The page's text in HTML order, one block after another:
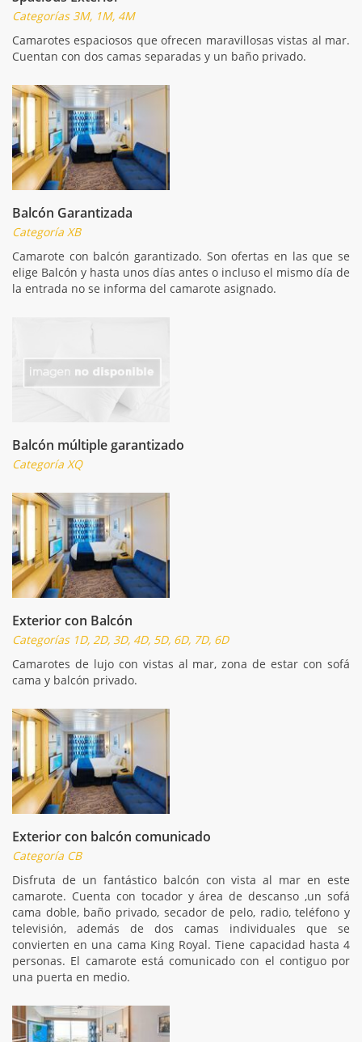
Categorías 3M, 1M, 4M
Camarotes espaciosos que ofrecen maravillosas vistas al mar.
Cuentan con dos camas separadas y un baño privado.
Balcón Garantizada
Categoría XB
Camarote con balcón garantizado. Son ofertas en las que se
elige Balcón y hasta unos días antes o incluso el mismo día de
la entrada no se informa del camarote asignado.
Balcón múltiple garantizado
Categoría XQ
Exterior con Balcón
Categorías 1D, 2D, 3D, 4D, 5D, 6D, 7D, 6D
Camarotes de lujo con vistas al mar, zona de estar con sofá
cama y balcón privado.
Exterior con balcón comunicado
Categoría CB
Disfruta de un fantástico balcón con vista al mar en este
camarote. Cuenta con tocador y área de descanso ,un sofá
cama doble, baño privado, secador de pelo, radio, teléfono y
televisión, además de dos camas individuales que se
convierten en una cama King Royal. Tiene capacidad hasta 4
personas. El camarote está comunicado con el contiguo por
una puerta en medio.